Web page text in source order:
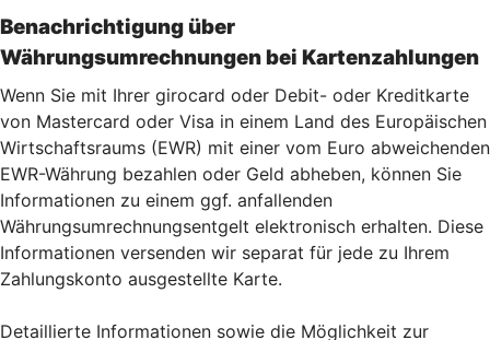
Benachrichtigung über
Währungsumrechnungen bei Kartenzahlungen
Wenn Sie mit Ihrer girocard oder Debit- oder Kreditkarte
von Mastercard oder Visa in einem Land des Europäischen
Wirtschaftsraums (EWR) mit einer vom Euro abweichenden
EWR-Währung bezahlen oder Geld abheben, können Sie
Informationen zu einem ggf. anfallenden
Währungsumrechnungsentgelt elektronisch erhalten. Diese
Informationen versenden wir separat für jede zu Ihrem
Zahlungskonto ausgestellte Karte.
Detaillierte Informationen sowie die Möglichkeit zur